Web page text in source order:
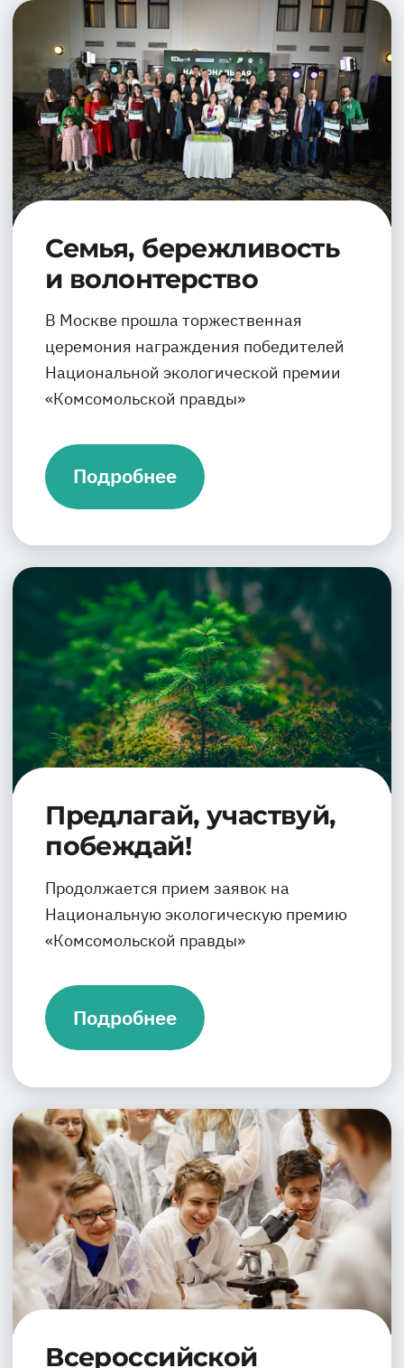
Семья, бережливость
и волонтерство
В Москве прошла торжественная
церемония награждения победителей
Национальной экологической премии
«Комсомольской правды»
Подробнее
Предлагай, участвуй,
побеждай!
Продолжается прием заявок на
Национальную экологическую премию
«Комсомольской правды»
Подробнее
Всероссийской